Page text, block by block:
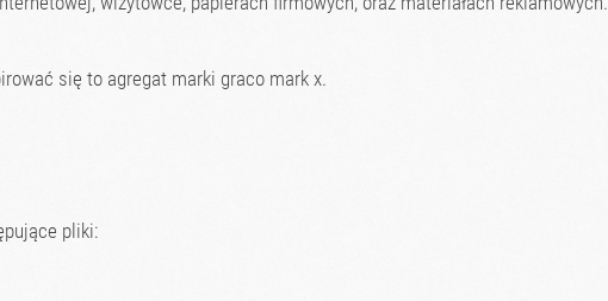
się to agregat marki graco mark x.
pliki: